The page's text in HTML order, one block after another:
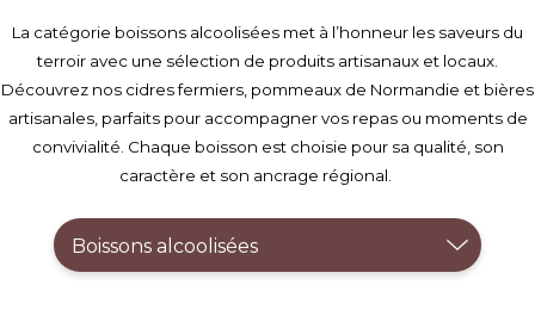
La catégorie boissons alcoolisées met à l’honneur les saveurs du
terroir avec une sélection de produits artisanaux et locaux.
Découvrez nos cidres fermiers, pommeaux de Normandie et bières
artisanales, parfaits pour accompagner vos repas ou moments de
convivialité. Chaque boisson est choisie pour sa qualité, son
caractère et son ancrage régional.